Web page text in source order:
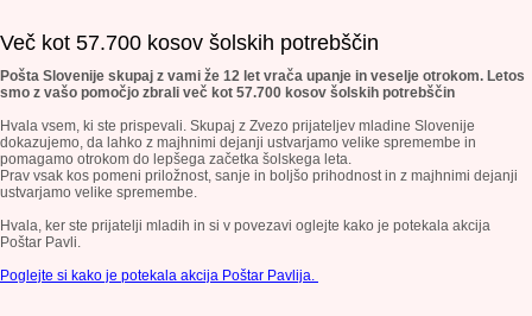
Več kot 57.700 kosov šolskih potrebščin
Pošta Slovenije skupaj z vami že 12 let vrača upanje in veselje otrokom. Letos
smo z vašo pomočjo zbrali več kot 57.700 kosov šolskih potrebščin
Hvala vsem, ki ste prispevali. Skupaj z Zvezo prijateljev mladine Slovenije
dokazujemo, da lahko z majhnimi dejanji ustvarjamo velike spremembe in
pomagamo otrokom do lepšega začetka šolskega leta.
Prav vsak kos pomeni priložnost, sanje in boljšo prihodnost in z majhnimi dejanji
ustvarjamo velike spremembe.
Hvala, ker ste prijatelji mladih in si v povezavi oglejte kako je potekala akcija
Poštar Pavli.
Poglejte si kako je potekala akcija Poštar Pavlija.